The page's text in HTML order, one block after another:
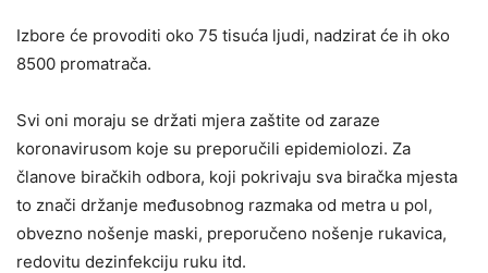
Izbore će provoditi oko 75 tisuća ljudi, nadzirat će ih oko
8500 promatrača.
Svi oni moraju se držati mjera zaštite od zaraze
koronavirusom koje su preporučili epidemiolozi. Za
članove biračkih odbora, koji pokrivaju sva biračka mjesta
to znači držanje međusobnog razmaka od metra u pol,
obvezno nošenje maski, preporučeno nošenje rukavica,
redovitu dezinfekciju ruku itd.